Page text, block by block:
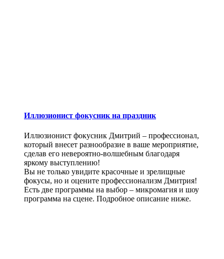
Иллюзионист фокусник на праздник
Иллюзионист фокусник Дмитрий – профессионал,
который внесет разнообразие в ваше мероприятие,
сделав его невероятно-волшебным благодаря
яркому выступлению!
Вы не только увидите красочные и зрелищные
фокусы, но и оцените профессионализм Дмитрия!
Есть две программы на выбор – микромагия и шоу
программа на сцене. Подробное описание ниже.